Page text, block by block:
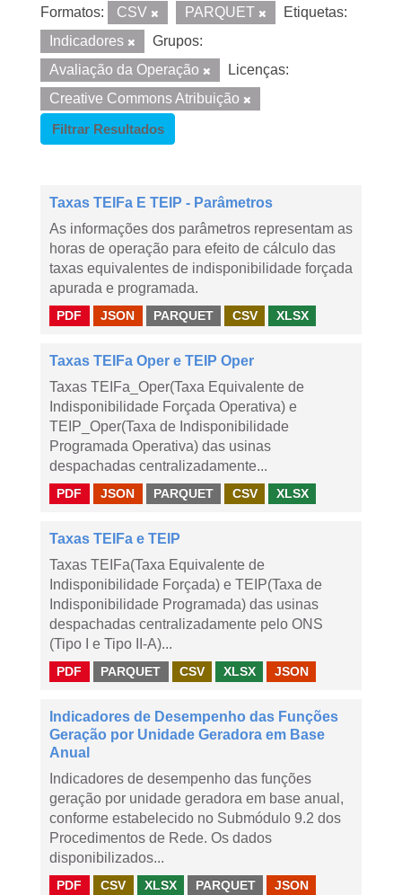
Formatos: CSV PARQUET
Etiquetas:
Indicadores
Grupos:
Avaliação da Operação
Licenças:
Creative Commons Atribuição
Filtrar Resultados
Taxas TEIFa E TEIP - Parâmetros
As informações dos parâmetros representam as
horas de operação para efeito de cálculo das
taxas equivalentes de indisponibilidade forçada
apurada e programada.
PDF JSON PARQUET CSV XLSX
Taxas TEIFa Oper e TEIP Oper
Taxas TEIFa_Oper(Taxa Equivalente de
Indisponibilidade Forçada Operativa) e
TEIP_Oper(Taxa de Indisponibilidade
Programada Operativa) das usinas
despachadas centralizadamente...
PDF JSON PARQUET CSV XLSX
Taxas TEIFa e TEIP
Taxas TEIFa(Taxa Equivalente de
Indisponibilidade Forçada) e TEIP(Taxa de
Indisponibilidade Programada) das usinas
despachadas centralizadamente pelo ONS
(Tipo I e Tipo II-A)...
PDF PARQUET CSV XLSX JSON
Indicadores de Desempenho das Funções
Geração por Unidade Geradora em Base
Anual
Indicadores de desempenho das funções
geração por unidade geradora em base anual,
conforme estabelecido no Submódulo 9.2 dos
Procedimentos de Rede. Os dados
disponibilizados...
PDF CSV XLSX PARQUET JSON